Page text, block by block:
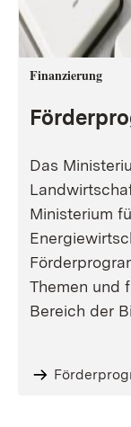
Finanzierung
Das
Ministerium
Themen und
Bereich der